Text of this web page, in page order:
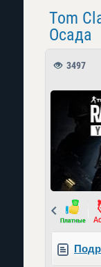
Tom
Осада
3497
Prev